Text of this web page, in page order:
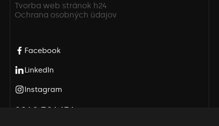
Tvorba web stránok h24
Ochrana osobných údajov
Facebook
LinkedIn
Instagram
0940 301 151